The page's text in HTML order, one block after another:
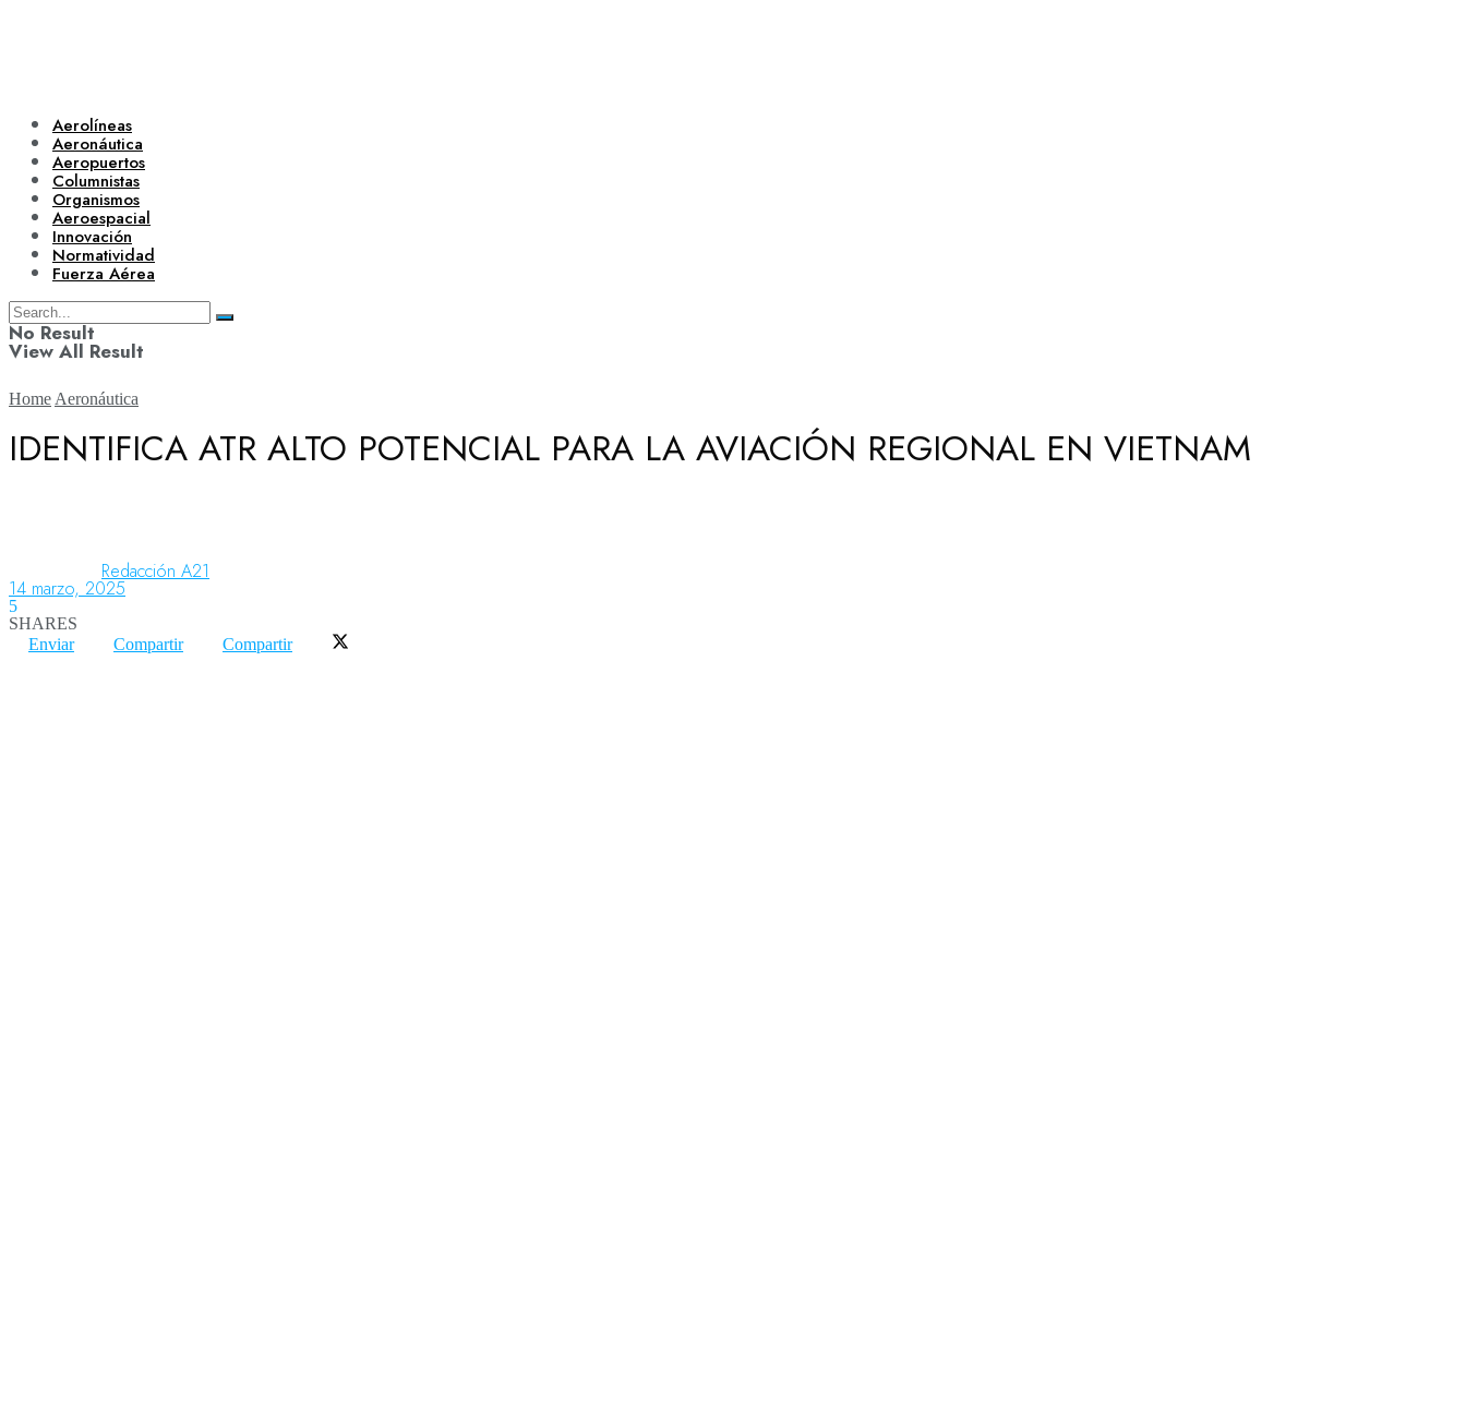
Aerolíneas
Aeronáutica
Aeropuertos
Columnistas
Organismos
Aeroespacial
Innovación
Normatividad
Fuerza Aérea
No Result
View All Result
Aeronáutica
Aeropuertos
Home Aeronáutica
IDENTIFICA ATR ALTO POTENCIAL PARA LA AVIACIÓN REGIONAL EN VIETNAM
Redacción A21
14 marzo, 2025
5
SHARES
Enviar
Compartir Compartir